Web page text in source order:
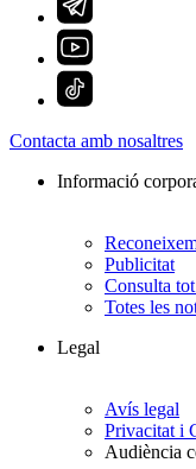
Contacta amb nosaltres
Informació
Publicitat
Consulta
Totes les
Legal
Avís legal
Privacitat i
Audiència